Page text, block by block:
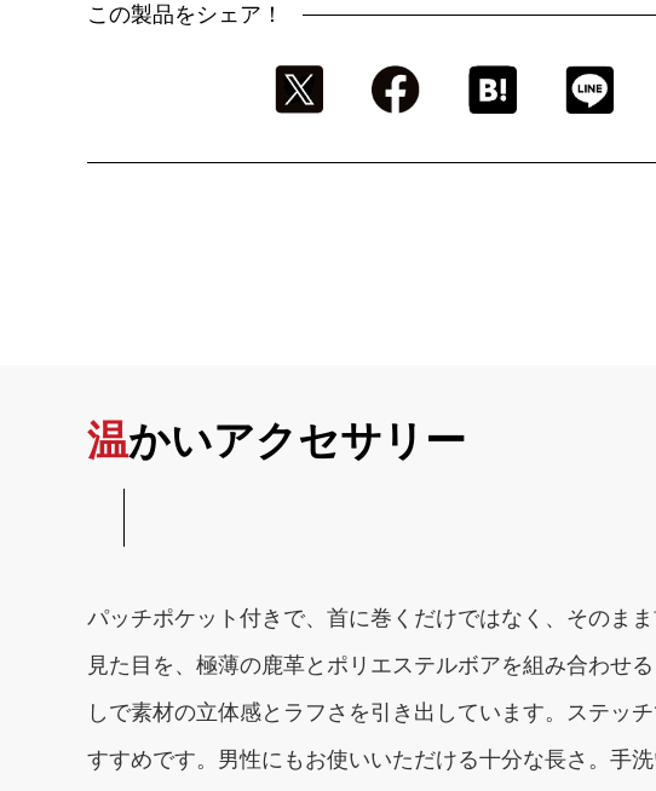
この製品をシェア！
温かいアクセサリー
パッチポケット付きで、首に巻くだけではなく、そのま
見た目を、極薄の鹿革とポリエステルボアを組み合わせ
しで素材の立体感とラフさを引き出しています。ステッ
すすめです。男性にもお使いいただける十分な長さ。手